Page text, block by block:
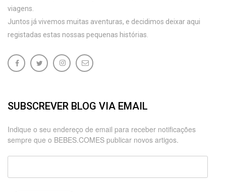
viagens.
Juntos já vivemos muitas aventuras, e decidimos deixar aqui
registadas estas nossas pequenas histórias.
SUBSCREVER BLOG VIA EMAIL
Indique o seu endereço de email para receber notificações
sempre que o BEBES.COMES publicar novos artigos.
Endereço
email